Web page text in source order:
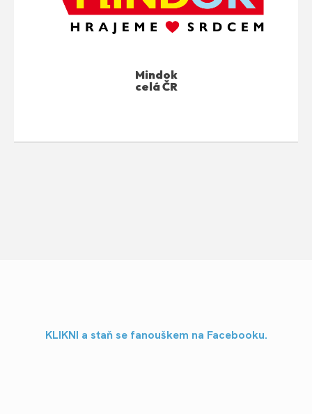
Mindok
celá ČR
KLIKNI a staň se fanouškem na Facebooku.